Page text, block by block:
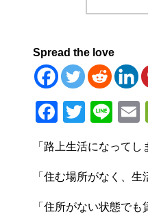
Spread the love
F
a
c
e
b
T
tt
er
Li
e
「路上生活になって
「住む場所がなく、生
「住所がない状態でも